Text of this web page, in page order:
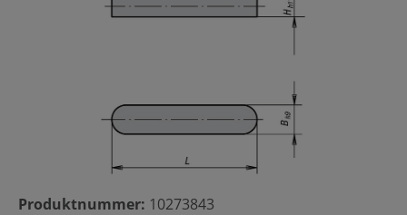
Produktnummer: 10273843